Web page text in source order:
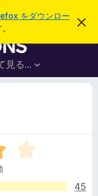
をダウンロー
こ
を
見る...
ログイン
45